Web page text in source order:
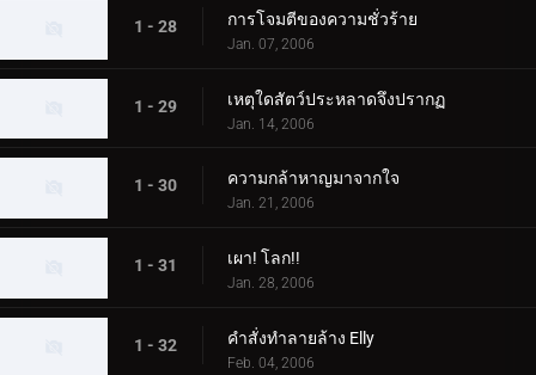
1 - 28 การโจมตีของความชั่วร้าย
Jan. 07, 2006
1 - 29 เหตุใดสัตว์ประหลาดจึงปรากฏ
Jan. 14, 2006
1 - 30 ความกล้าหาญมาจากใจ
Jan. 21, 2006
1 - 31 เผา! โลก!!
Jan. 28, 2006
1 - 32 คำสั่งทำลายล้าง Elly
Feb. 04, 2006